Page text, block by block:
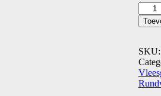
djawa
(p/
SKU: